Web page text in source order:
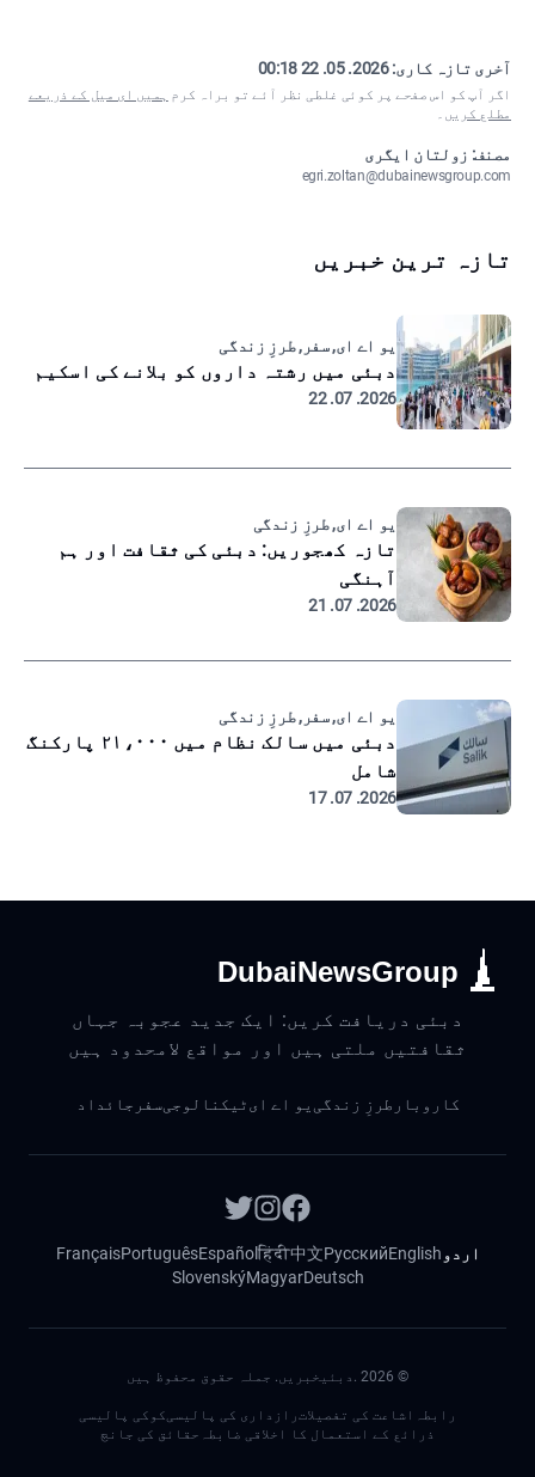
آخری تازہ کاری:2026. 05. 22 00:18
اگر آپ کو اس صفحے پر کوئی غلطی نظر آئے تو براہ کرم ہمیں ای میل کے ذریعے
مطلع کریں ۔
مصنف: زولتان ایگری
egri.zoltan@dubainewsgroup.com
تازہ ترین خبریں
یو اے ای, سفر, طرزِ زندگی
دبئی میں رشتہ داروں کو بلانے کی اسکیم
2026. 07. 22
یو اے ای, طرزِ زندگی
تازہ کھجوریں: دبئی کی ثقافت اور ہم
آہنگی
2026. 07. 21
یو اے ای, سفر, طرزِ زندگی
دبئی میں سالک نظام میں ۲۱،۰۰۰ پارکنگ
شامل
2026. 07. 17
DubaiNewsGroup
دبئی دریافت کریں: ایک جدید عجوبہ جہاں
ثقافتیں ملتی ہیں اور مواقع لامحدود ہیں
کاروبار طرزِ زندگی یو اے ایٹیکنالوجیسفر جائداد
اردو English
Русский
中文
हिंदी
Español
Português
Français
Deutsch
Magyar
Slovenský
©
2026 .دبئیخبریں. جملہ حقوق محفوظ ہیں
رابطہ اشاعت کی تفصیلاترازداری کی پالیسیکوکی پالیسی
ذرائع کے استعمال کا اخلاقی ضابطہ حقائق کی جانچ